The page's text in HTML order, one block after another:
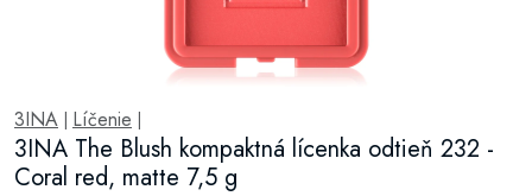
3INA Líčenie
3INA The Blush kompaktná lícenka odtieň 232 -
Coral red, matte 7,5 g